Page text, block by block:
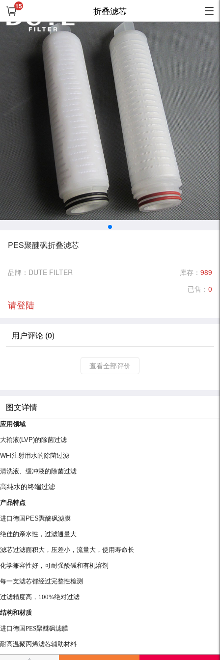
15 折叠滤芯
PES聚醚砜折叠滤芯
品牌：DUTE FILTER 库存： 989
已售： 0
请登陆
用户评论 (0)
查看全部评价
图文详情
应用领域
大输液(LVP)的除菌过滤
WFI 注射用水的除菌过滤
清洗液、缓冲液的除菌过滤
高纯水的终端过滤
产品特点
进口德国PES聚醚砜滤膜
绝佳的亲水性，过滤通量大
滤芯过滤面积大，压差小，流量大，使用寿命长
化学兼容性好，可耐强酸碱和有机溶剂
每一支滤芯都经过完整性检测
过滤精度高， 100%绝对过滤
结构和材质
进口德国PES聚醚砜滤膜
耐高温聚丙烯滤芯辅助材料